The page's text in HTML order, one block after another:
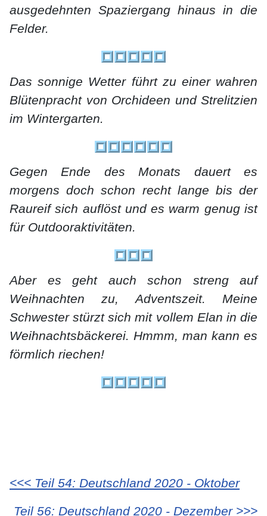
ausgedehnten Spaziergang hinaus in die
Felder.
Das sonnige Wetter führt zu einer wahren
Blütenpracht von Orchideen und Strelitzien
im Wintergarten.
Gegen Ende des Monats dauert es
morgens doch schon recht lange bis der
Raureif sich auflöst und es warm genug ist
für Outdooraktivitäten.
Aber es geht auch schon streng auf
Weihnachten zu, Adventszeit. Meine
Schwester stürzt sich mit vollem Elan in die
Weihnachtsbäckerei. Hmmm, man kann es
förmlich riechen!
<<< Teil 54: Deutschland 2020 - Oktober
Teil 56: Deutschland 2020 - Dezember >>>